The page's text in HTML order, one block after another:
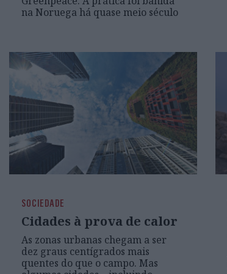
na Noruega há quase meio século
SOCIEDADE
Cidades à prova de calor
As zonas urbanas chegam a ser
dez graus centígrados mais
quentes do que o campo. Mas